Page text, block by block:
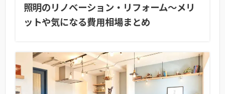
照明のリノベーション・リフォーム〜メリ
ットや気になる費用相場まとめ